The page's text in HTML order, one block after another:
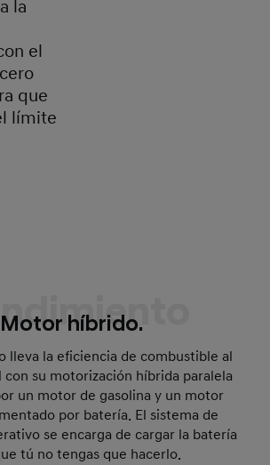
la
el
que
límite
Motor híbrido.
lleva la eficiencia de combustible al
su motorización híbrida paralela
un motor de gasolina y un motor
por batería. El sistema de
se encarga de cargar la batería
tú no tengas que hacerlo.